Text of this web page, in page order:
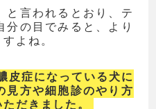
と言われるとおり、テ
分の目でみると、より
よね。
皮症になっている犬に
見方や細胞診のやり方
だきました。